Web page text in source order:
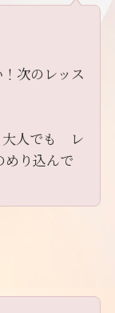
次のレッス
大人でも レ
めり込んで